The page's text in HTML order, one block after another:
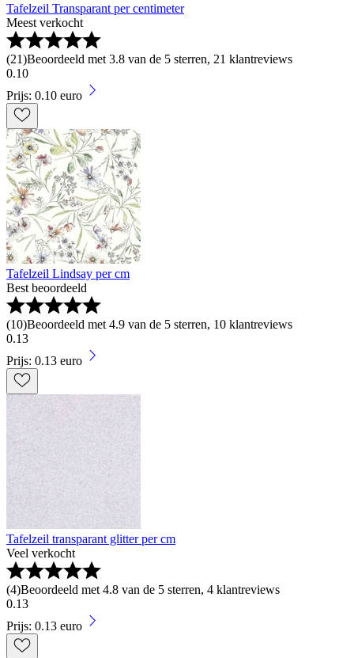
Tafelzeil Transparant per centimeter
Meest verkocht
(21)Beoordeeld met 3.8 van de 5 sterren, 21 klantreviews
0.10
Prijs: 0.10 euro
Tafelzeil Lindsay per cm
Best beoordeeld
(10)Beoordeeld met 4.9 van de 5 sterren, 10 klantreviews
0.13
Prijs: 0.13 euro
Tafelzeil transparant glitter per cm
Veel verkocht
(4)Beoordeeld met 4.8 van de 5 sterren, 4 klantreviews
0.13
Prijs: 0.13 euro